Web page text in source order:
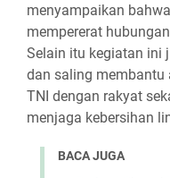
menyampaikan
mempererat
Selain itu kegiatan ini
dan saling membantu
TNI dengan rakyat
menjaga kebersihan
BACA JUGA